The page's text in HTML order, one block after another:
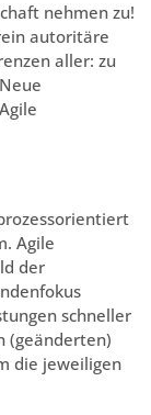
nehmen zu!
autoritäre
aller: zu
Agile
der
schneller
(geänderten)
die jeweiligen